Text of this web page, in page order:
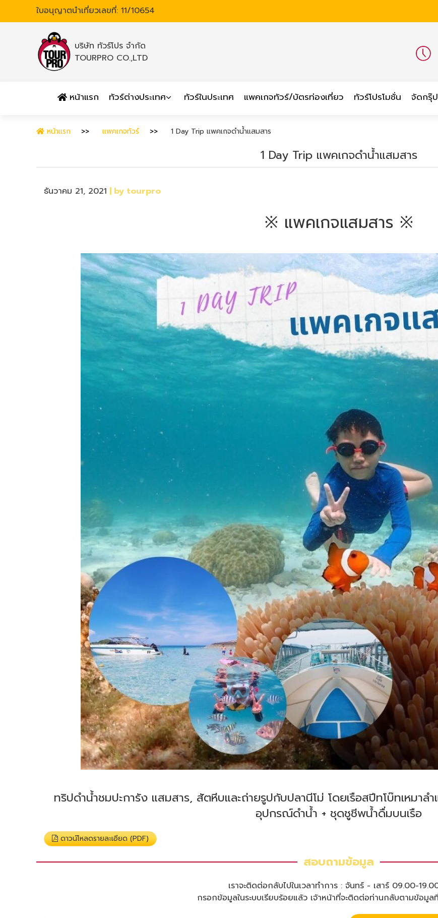
ใบอนุญาตนำเที่ยวเลขที่: 11/10654
บริษัท ทัวร์โปร จำกัด
TOURPRO CO.,LTD
หน้าแรก ทัวร์ต่างประเทศ ทัวร์ในประเทศ แพคเกจทัวร์/บัตรท่องเที่ยว ทัวร์โปรโมชั่น จัดกรุ๊
หน้าแรก แพคเกจทัวร์ 1 Day Trip แพคเกจดำน้ำแสมสาร
1 Day Trip แพคเกจดำน้ำแสมสาร
ธันวาคม 21, 2021 | by tourpro
※ แพคเกจแสมสาร ※
ทริปดำน้ำชมปะการัง แสมสาร, สัตหีบและถ่ายรูปกับปลานีโม่ โดยเรือสปีทโบ๊ทเหมา
อุปกรณ์ดำน้ำ + ชุดชูชีพน้ำดื่มบนเรือ
ดาวน์โหลดรายละเอียด (PDF)
สอบถามข้อมูล
เราจะติดต่อกลับไปในเวลาทำการ : จันทร์ - เสาร์ 09.00-
กรอกข้อมูลในระบบเรียบร้อยแล้ว เจ้าหน้าที่จะติดต่อท่านกลับตามข้อมูล